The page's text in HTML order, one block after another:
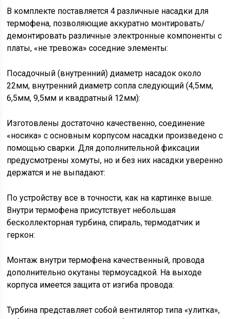
В комплекте поставляется 4 различные насадки для
термофена, позволяющие аккуратно монтировать/
демонтировать различные электронные компоненты с
платы, «не тревожа» соседние элементы:
Посадочный (внутренний) диаметр насадок около
22мм, внутренний диаметр сопла следующий (4,5мм,
6,5мм, 9,5мм и квадратный 12мм):
Изготовлены достаточно качественно, соединение
«носика» с основным корпусом насадки произведено с
помощью сварки. Для дополнительной фиксации
предусмотрены хомуты, но и без них насадки уверенно
держатся и не выпадают:
По устройству все в точности, как на картинке выше.
Внутри термофена присутствует небольшая
бесколлекторная турбина, спираль, термодатчик и
геркон:
Монтаж внутри термофена качественный, провода
дополнительно окутаны термоусадкой. На выходе
корпуса имеется защита от изгиба провода:
Турбина представляет собой вентилятор типа «улитка»,